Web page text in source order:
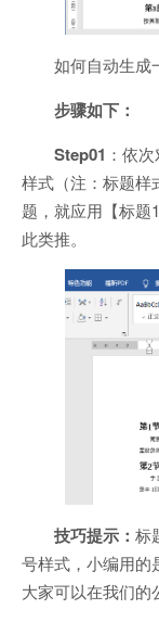
如何自动生成
步骤如下：
Step01 ：依
样式（注：标题样
题，就应用【标题
此类推。
技巧提示： 标
号样式，小编用的
大家可以在我们的